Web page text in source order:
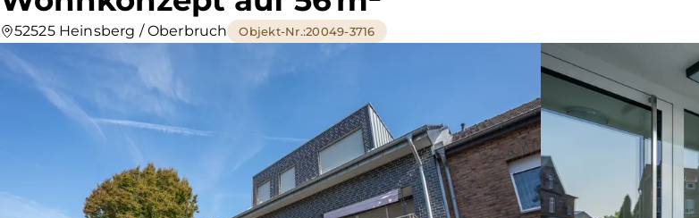
52525 Heinsberg / Oberbruch Objekt-Nr.:20049-3716